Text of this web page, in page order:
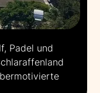
Padel und